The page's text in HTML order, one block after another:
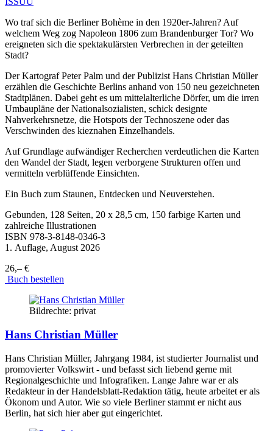
Wo traf sich die Berliner Bohème in den 1920er-Jahren? Auf
welchem Weg zog Napoleon 1806 zum Brandenburger Tor? Wo
ereigneten sich die spektakulärsten Verbrechen in der geteilten
Stadt?
Der Kartograf Peter Palm und der Publizist Hans Christian Müller
erzählen die Geschichte Berlins anhand von 150 neu gezeichneten
Stadtplänen. Dabei geht es um mittelalterliche Dörfer, um die irren
Umbaupläne der Nationalsozialisten, schick designte
Nahverkehrsnetze, die Hotspots der Technoszene oder das
Verschwinden des kieznahen Einzelhandels.
Auf Grundlage aufwändiger Recherchen verdeutlichen die Karten
den Wandel der Stadt, legen verborgene Strukturen offen und
vermitteln verblüffende Einsichten.
Ein Buch zum Staunen, Entdecken und Neuverstehen.
Gebunden, 128 Seiten, 20 x 28,5 cm, 150 farbige Karten und
zahlreiche Illustrationen
ISBN 978-3-8148-0346-3
1. Auflage, August 2026
26,– €
Buch bestellen
Bildrechte: privat
Hans Christian Müller
Hans Christian Müller, Jahrgang 1984, ist studierter Journalist und
promovierter Volkswirt - und befasst sich liebend gerne mit
Regionalgeschichte und Infografiken. Lange Jahre war er als
Redakteur in der Handelsblatt-Redaktion tätig, heute arbeitet er als
Ökonom und Autor. Wie so viele Berliner stammt er nicht aus
Berlin, hat sich hier aber gut eingerichtet.